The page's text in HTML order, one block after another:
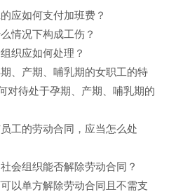
应如何支付加班费？
情况下构成工伤？
织应如何处理？
、产期、哺乳期的女职工的特
对待处于孕期、产期、哺乳期的
工的劳动合同，应当怎么处
会组织能否解除劳动合同？
以单方解除劳动合同且不需支